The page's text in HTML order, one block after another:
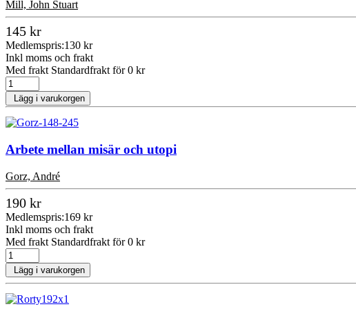
Mill, John Stuart
145 kr
Medlemspris:130 kr
Inkl moms och frakt
Med frakt Standardfrakt för 0 kr
Lägg i varukorgen
Arbete mellan misär och utopi
Gorz, André
190 kr
Medlemspris:169 kr
Inkl moms och frakt
Med frakt Standardfrakt för 0 kr
Lägg i varukorgen